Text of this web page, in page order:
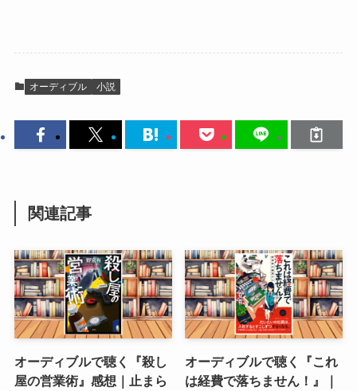
オーディブル 小説
関連記事
オーディブルで聴く『殺し
屋の営業術』感想｜止まら
オーディブルで聴く『これ
は経費で落ちません！』｜